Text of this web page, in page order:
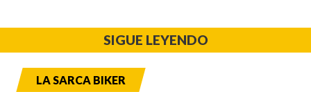
SIGUE LEYENDO
LA SARCA BIKER